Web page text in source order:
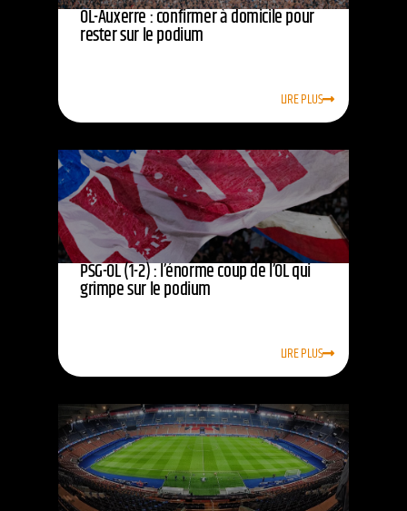
OL-Auxerre : confirmer à domicile pour
rester sur le podium
LIRE PLUS
PSG-OL (1-2) : l’énorme coup de l’OL qui
grimpe sur le podium
LIRE PLUS